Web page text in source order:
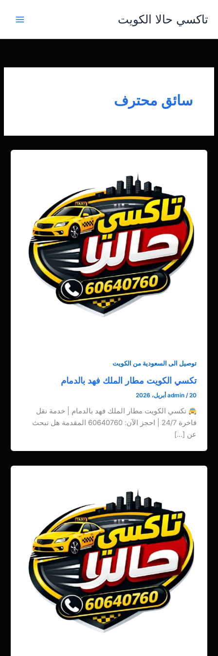
تاكسي حالا الكويت
سائق محترف
توصيل الى السعودية من الكويت
تكسي الكويت مطار الملك فهد بالدمام
admin /20 أبريل، 2026
تكسي الكويت مطار الملك فهد بالدمام | خدمة نقل
فاخرة 24/7 | احجز الآن: 60640760 المقدمة هل تبحث
عن […]